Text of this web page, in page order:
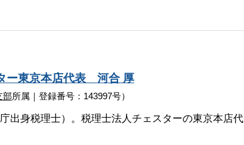
ー東京本店代表 河合 厚
部所属｜登録番号：143997号）
出身税理士）。税理士法人チェスターの東京本店代